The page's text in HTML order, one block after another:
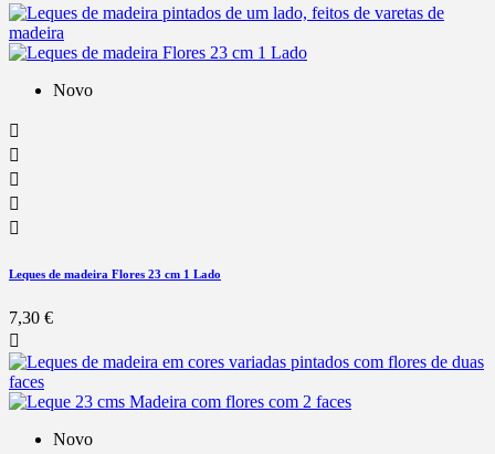
Novo





Leques de madeira Flores 23 cm 1 Lado
7,30 €

Novo